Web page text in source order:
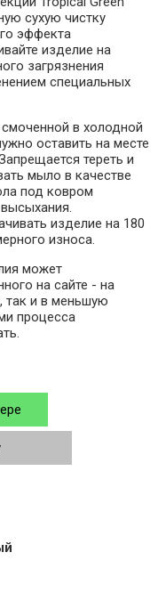
сухую чистку
эффекта
изделие на
загрязнения
специальных
в холодной
оставить на месте
тереть и
мыло в качестве
под ковром
изделие на 180
износа.
может
на сайте - на
так и в меньшую
процесса